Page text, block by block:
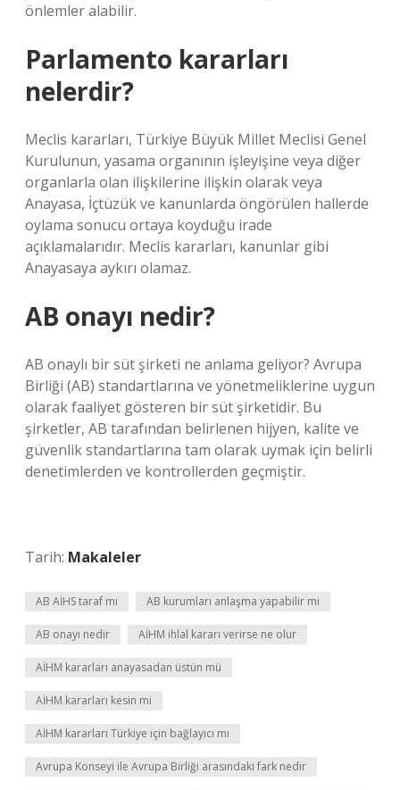
önlemler alabilir.
Parlamento kararları
nelerdir?
Meclis kararları, Türkiye Büyük Millet Meclisi Genel
Kurulunun, yasama organının işleyişine veya diğer
organlarla olan ilişkilerine ilişkin olarak veya
Anayasa, İçtüzük ve kanunlarda öngörülen hallerde
oylama sonucu ortaya koyduğu irade
açıklamalarıdır. Meclis kararları, kanunlar gibi
Anayasaya aykırı olamaz.
AB onayı nedir?
AB onaylı bir süt şirketi ne anlama geliyor? Avrupa
Birliği (AB) standartlarına ve yönetmeliklerine uygun
olarak faaliyet gösteren bir süt şirketidir. Bu
şirketler, AB tarafından belirlenen hijyen, kalite ve
güvenlik standartlarına tam olarak uymak için belirli
denetimlerden ve kontrollerden geçmiştir.
Tarih: Makaleler
AB AİHS taraf mı AB kurumları anlaşma yapabilir mi
AB onayı nedir AİHM ihlal kararı verirse ne olur
AİHM kararları anayasadan üstün mü
AİHM kararları kesin mi
AİHM kararları Türkiye için bağlayıcı mı
Avrupa Konseyi ile Avrupa Birliği arasındaki fark nedir